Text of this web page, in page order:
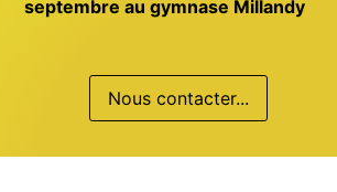
septembre au gymnase Millandy
Nous contacter...